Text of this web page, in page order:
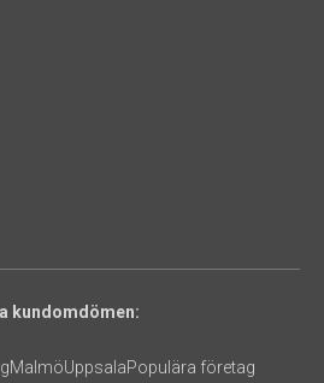
kundomdömen:
MalmöUppsalaPopulära företag